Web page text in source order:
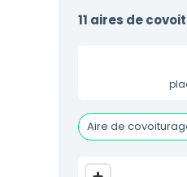
11 aires de
Aire de